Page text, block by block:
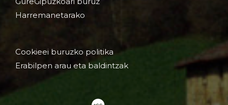
Harremanetarako
Cookieei buruzko politika
Erabilpen arau eta baldintzak